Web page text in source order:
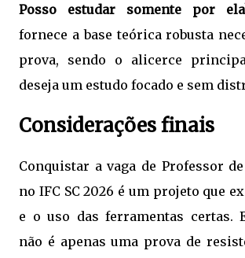
Posso estudar somente por
fornece a base teórica robusta
prova, sendo o alicerce
deseja um estudo focado e sem
Considerações finais
Conquistar a vaga de Professor
no IFC SC 2026 é um projeto que
e o uso das ferramentas certas.
não é apenas uma prova de